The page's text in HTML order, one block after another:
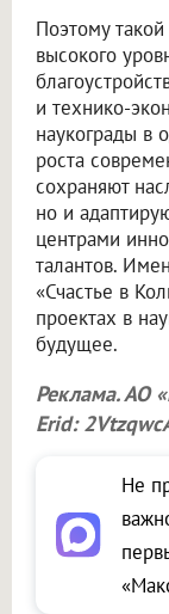
Поэтому
высокого
и технико-
наукограды в
роста
сохраняют
но и
центрами
талантов.
«Счастье в
проектах в
будущее.
Реклама. АО
Erid:
Не